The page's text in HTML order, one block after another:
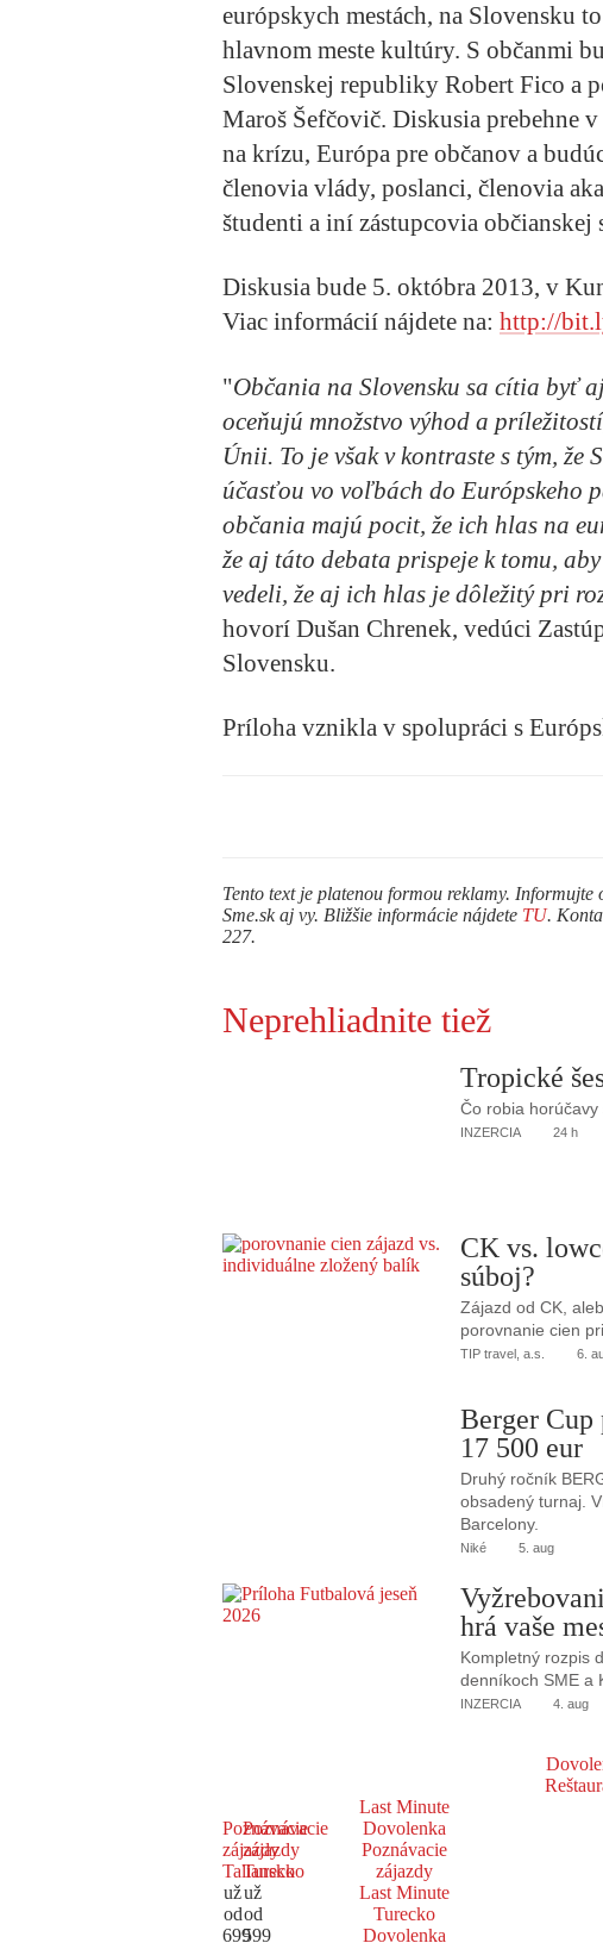
európskych mestách, na Slovensku
hlavnom meste kultúry. S občanmi
Slovenskej republiky Robert Fico a
Maroš Šefčovič. Diskusia prebehne
na krízu, Európa pre občanov a
členovia vlády, poslanci, členovia
študenti a iní zástupcovia občianskej
Diskusia bude 5. októbra 2013, v
Viac informácií nájdete na: http://
"Občania na Slovensku sa cítia byť
oceňujú množstvo výhod a
Únii. To je však v kontraste s tým, že
účasťou vo voľbách do Európskeho
občania majú pocit, že ich hlas na
že aj táto debata prispeje k tomu,
vedeli, že aj ich hlas je dôležitý pri
hovorí Dušan Chrenek, vedúci
Slovensku.
Príloha vznikla v spolupráci s
Tento text je platenou formou reklamy. Informujte
Sme.sk aj vy. Bližšie informácie nájdete TU.
227.
Neprehliadnite tiež
Tropické
Čo robia
INZERCIA 24 h
CK vs.
súboj?
Zájazd od CK,
porovnanie cien
TIP travel, a.s. 6.
Berger Cup
17 500 eur
Druhý ročník
obsadený turnaj.
Barcelony.
Niké 5. aug
hrá vaše
Kompletný rozpis
denníkoch SME a
INZERCIA 4. aug
Poznávacie
zájazdy
Taliansko
už
od
699
Poznávacie
zájazdy
Turecko
už
od
599
Last Minute
Dovolenka
Poznávacie
zájazdy
Last Minute
Turecko
Dovolenka